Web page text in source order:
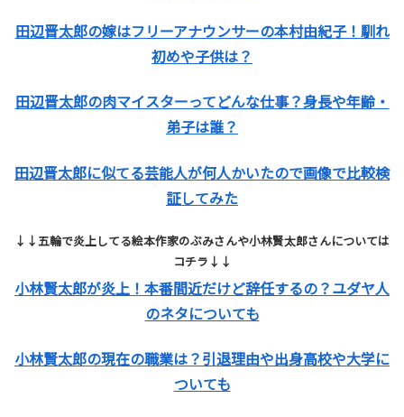
田辺晋太郎の嫁はフリーアナウンサーの本村由紀子！馴れ
初めや子供は？
田辺晋太郎の肉マイスターってどんな仕事？身長や年齢・
弟子は誰？
田辺晋太郎に似てる芸能人が何人かいたので画像で比較検
証してみた
↓↓五輪で炎上してる絵本作家のぶみさんや小林賢太郎さんについては
コチラ↓↓
小林賢太郎が炎上！本番間近だけど辞任するの？ユダヤ人
のネタについても
小林賢太郎の現在の職業は？引退理由や出身高校や大学に
ついても